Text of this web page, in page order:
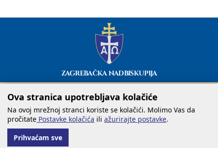
ZAGREBAČKA NADBISKUPIJA
Ova stranica upotrebljava kolačiće
Na ovoj mrežnoj stranci koriste se kolačići. Molimo Vas da
pročitate Postavke kolačića ili ažurirajte postavke.
Prihvaćam sve